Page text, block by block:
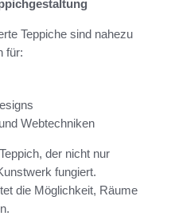
Teppiche sind nahezu
für:
Webtechniken
der nicht nur
fungiert.
die Möglichkeit, Räume